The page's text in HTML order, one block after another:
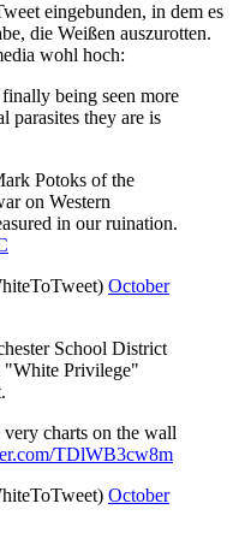
eingebunden, in dem es
die Weißen auszurotten.
wohl hoch:
being seen more
parasites they are is
Potoks of the
on Western
in our ruination.
October
School District
"White Privilege"
charts on the wall
TDlWB3cw8m
October